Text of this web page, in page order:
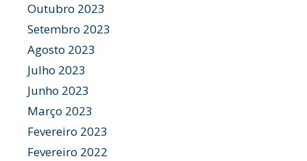
Outubro 2023
Setembro 2023
Agosto 2023
Julho 2023
Junho 2023
Março 2023
Fevereiro 2023
Fevereiro 2022